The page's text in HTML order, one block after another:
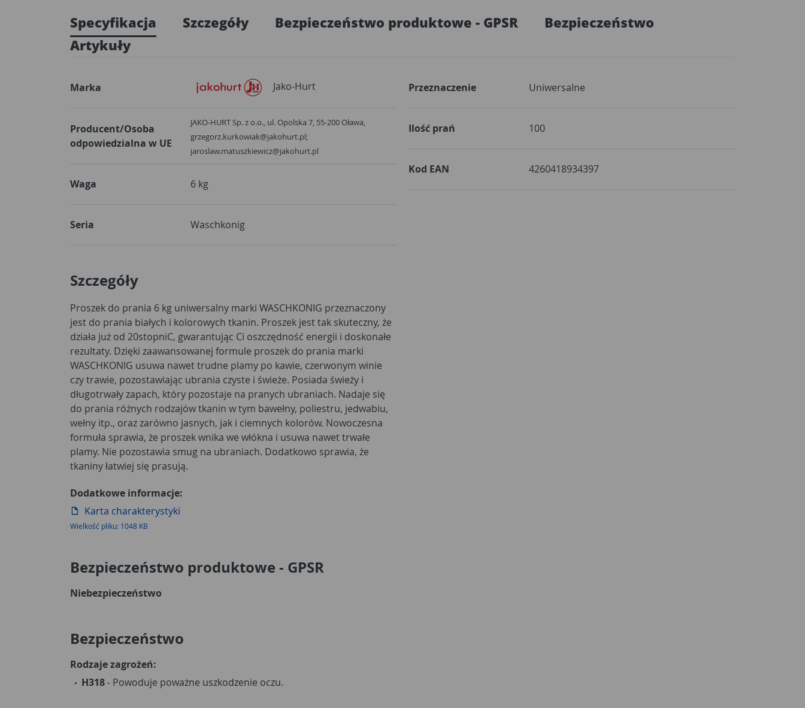
Specyfikacja Szczegóły Bezpieczeństwo produktowe - GPSR
Bezpieczeństwo
Artykuły
Marka Jako-Hurt
Producent/Osoba
odpowiedzialna w UE
JAKO-HURT Sp. z o.o., ul. Opolska 7, 55-200 Oława,
grzegorz.kurkowiak@jakohurt.pl;
jaroslaw.matuszkiewicz@jakohurt.pl
Waga 6 kg
Seria Waschkonig
Przeznaczenie Uniwersalne
Ilość prań 100
Kod EAN 4260418934397
Szczegóły
Proszek do prania 6 kg uniwersalny marki WASCHKONIG przeznaczony
jest do prania białych i kolorowych tkanin. Proszek jest tak skuteczny, że
działa już od 20stopniC, gwarantując Ci oszczędność energii i doskonałe
rezultaty. Dzięki zaawansowanej formule proszek do prania marki
WASCHKONIG usuwa nawet trudne plamy po kawie, czerwonym winie
czy trawie, pozostawiając ubrania czyste i świeże. Posiada świeży i
długotrwały zapach, który pozostaje na pranych ubraniach. Nadaje się
do prania różnych rodzajów tkanin w tym bawełny, poliestru, jedwabiu,
wełny itp., oraz zarówno jasnych, jak i ciemnych kolorów. Nowoczesna
formuła sprawia, że proszek wnika we włókna i usuwa nawet trwałe
plamy. Nie pozostawia smug na ubraniach. Dodatkowo sprawia, że
tkaniny łatwiej się prasują.
Dodatkowe informacje:
Karta charakterystyki
Wielkość pliku: 1048 KB
Bezpieczeństwo produktowe - GPSR
Niebezpieczeństwo
Bezpieczeństwo
Rodzaje zagrożeń:
H318- Powoduje poważne uszkodzenie oczu.